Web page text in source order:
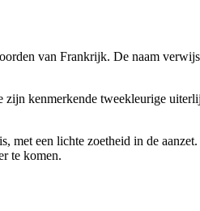
van Frankrijk. De naam
kenmerkende tweekleurige
een lichte zoetheid in de
te komen.